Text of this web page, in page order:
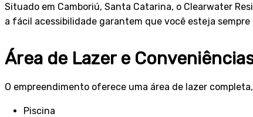
Situado em Camboriú, Santa Catarina, o Clearwater
a fácil acessibilidade garantem que você esteja
Área de Lazer e
O empreendimento oferece uma área de lazer
Piscina